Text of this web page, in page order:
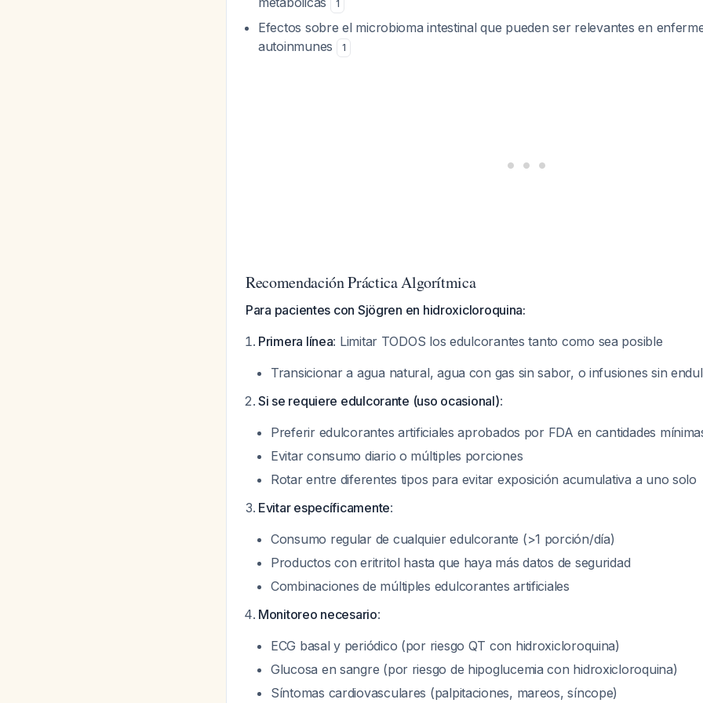
1
Efectos sobre el microbioma intestinal que pueden ser relevantes en
autoinmunes
1
Recomendación Práctica Algorítmica
Para pacientes con Sjögren en hidroxicloroquina:
Primera línea: Limitar TODOS los edulcorantes tanto como sea posible
Transicionar a agua natural, agua con gas sin sabor, o infusiones sin
Si se requiere edulcorante (uso ocasional):
Preferir edulcorantes artificiales aprobados por FDA en cantidades
Evitar consumo diario o múltiples porciones
Rotar entre diferentes tipos para evitar exposición acumulativa a uno solo
Evitar específicamente:
Consumo regular de cualquier edulcorante (>1 porción/día)
Productos con eritritol hasta que haya más datos de seguridad
Combinaciones de múltiples edulcorantes artificiales
Monitoreo necesario:
ECG basal y periódico (por riesgo QT con hidroxicloroquina)
Glucosa en sangre (por riesgo de hipoglucemia con hidroxicloroquina)
Síntomas cardiovasculares (palpitaciones, mareos, síncope)